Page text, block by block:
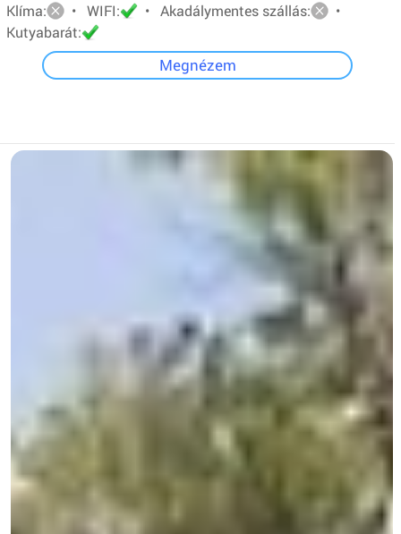
Klíma:
• WIFI: • Akadálymentes szállás:
•
Kutyabarát:
Megnézem